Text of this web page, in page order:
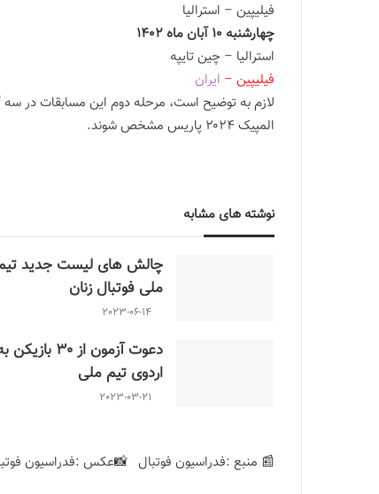
فیلیپین – استرالیا
چهارشنبه 10 آبان ماه 1402
استرالیا – چین تایپه
فیلیپین – ایران
لازم به توضیح است، مرحله دوم این مسابقات در سه
المپیک ۲۰۲۴ پاریس مشخص شوند.
نوشته های مشابه
چالش هاى ليست جدید
ملى فوتبال زنان
2023-06-14
دعوت آزمون از 30
اردوی تیم ملی
2023-03-21
📰 منبع :فدراسیون فوتبال 📸عکس :فدراسیون